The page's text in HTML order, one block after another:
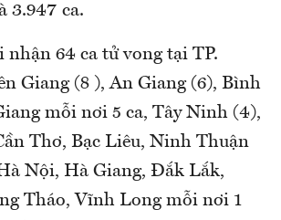
3.947 ca.
nhận 64 ca tử vong tại TP.
Giang (8 ), An Giang (6), Bình
mỗi nơi 5 ca, Tây Ninh (4),
Thơ, Bạc Liêu, Ninh Thuận
Nội, Hà Giang, Đắk Lắk,
Tháo, Vĩnh Long mỗi nơi 1